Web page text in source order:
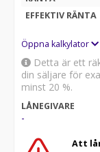
EFFEKTIV RÄNTA
Öppna kalkylator
Detta är ett
din säljare för
minst 20 %.
LÅNEGIVARE
-
Att